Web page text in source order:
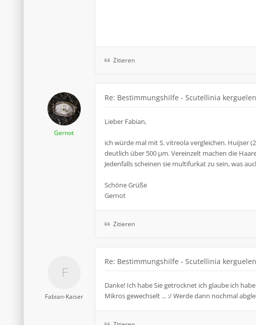
Zitieren
Gernot
Re: Bestimmungshilfe - Scutellinia
Lieber Fabian,
ich würde mal mit S. vitreola vergleichen. Huijser
deutlich über 500 µm. Vereinzelt machen die
Jedenfalls scheinen sie multifurkat zu sein, was
Schöne Grüße
Gernot
Zitieren
Fabian-Kaiser
Re: Bestimmungshilfe - Scutellinia
Danke! Ich habe Sie getrocknet ich glaube ich
Mikros gewechselt ... :/ Werde dann nochmal